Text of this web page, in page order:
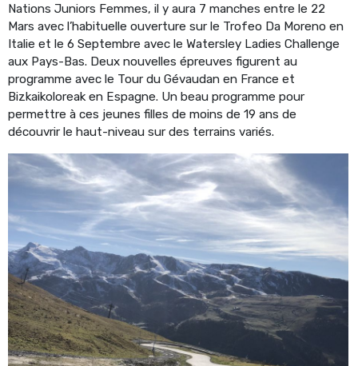
Nations Juniors Femmes, il y aura 7 manches entre le 22
Mars avec l’habituelle ouverture sur le Trofeo Da Moreno en
Italie et le 6 Septembre avec le Watersley Ladies Challenge
aux Pays-Bas. Deux nouvelles épreuves figurent au
programme avec le Tour du Gévaudan en France et
Bizkaikoloreak en Espagne. Un beau programme pour
permettre à ces jeunes filles de moins de 19 ans de
découvrir le haut-niveau sur des terrains variés.